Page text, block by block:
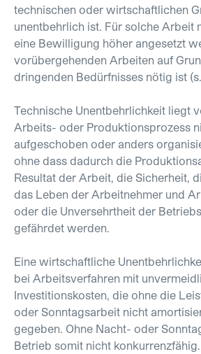
technischen oder wirtschaftlichen
unentbehrlich ist. Für solche Arbeit
eine Bewilligung höher angesetzt
vorübergehenden Arbeiten auf
dringenden Bedürfnisses nötig ist
Technische Unentbehrlichkeit liegt
Arbeits- oder Produktionsprozess
aufgeschoben oder anders
ohne dass dadurch die
Resultat der Arbeit, die Sicherheit,
das Leben der Arbeitnehmer und
oder die Unversehrtheit der
gefährdet werden.
Eine wirtschaftliche
bei Arbeitsverfahren mit
Investitionskosten, die ohne die
oder Sonntagsarbeit nicht
gegeben. Ohne Nacht- oder
Betrieb somit nicht konkurrenzfähig.